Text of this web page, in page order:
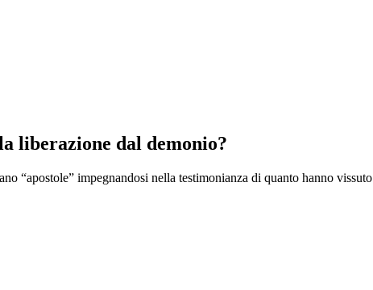
liberazione dal demonio?
“apostole” impegnandosi nella testimonianza di quanto hanno vissuto